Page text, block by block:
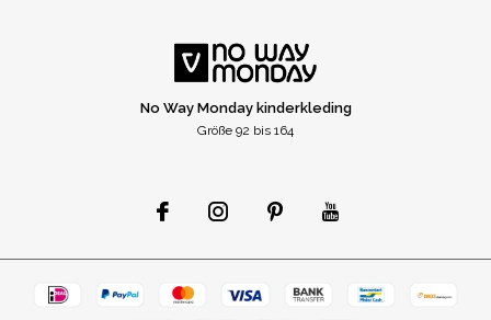
No Way Monday kinderkleding
Größe 92 bis 164